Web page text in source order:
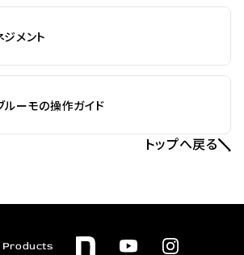
メント
ルーモの操作ガイド
トップへ戻る
Products